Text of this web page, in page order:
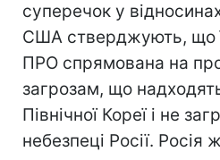
суперечок у
США стверджують, що
ПРО спрямована на
загрозам, що надходять
Північної Кореї і не
небезпеці Росії.